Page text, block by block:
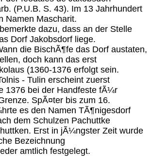
(P.U.B. S. 43). Im 13 Jahrhundert
Namen Mascharit.
dazu, dass an der Stelle
Dorf Jakobsdorf liege.
die BischÃ¶fe das Dorf austaten,
doch kann das erst
(1360-1376 erfolgt sein.
- Tulin erscheint zuerst
1376 bei der Handfeste fÃ¼r
SpÃ¤ter bis zum 16.
es den Namen TÃ¶nigesdorf
dem Schulzen Pachuttke
Erst in jÃ¼ngster Zeit wurde
Bezeichnung
amtlich festgelegt.